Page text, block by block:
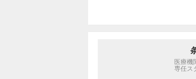
医療機
専任ス